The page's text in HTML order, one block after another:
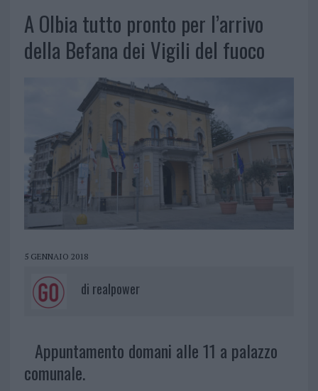
A Olbia tutto pronto per l’arrivo
della Befana dei Vigili del fuoco
5 GENNAIO 2018
di realpower
Appuntamento domani alle 11 a palazzo
comunale.